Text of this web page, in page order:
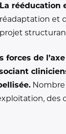
La rééducation
réadaptation et
projet
forces de
des